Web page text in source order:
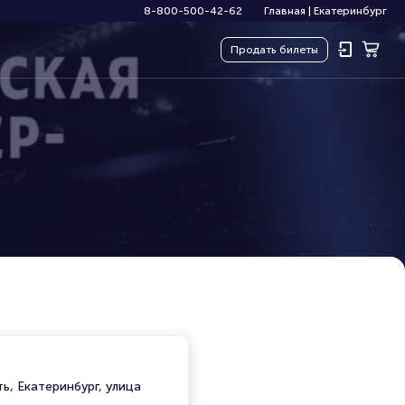
8-800-500-42-62 Главная Екатеринбург
Продать билеты
Екатеринбург, улица